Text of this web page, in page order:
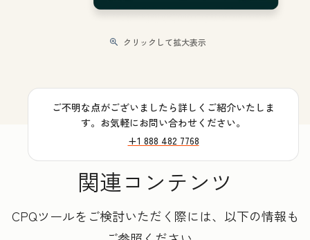
クリックして拡大表示
ご不明な点がございましたら詳しくご紹介いたしま
す。お気軽にお問い合わせください。
+1 888 482 7768
関連コンテンツ
CPQツールをご検討いただく際には、以下の情報も